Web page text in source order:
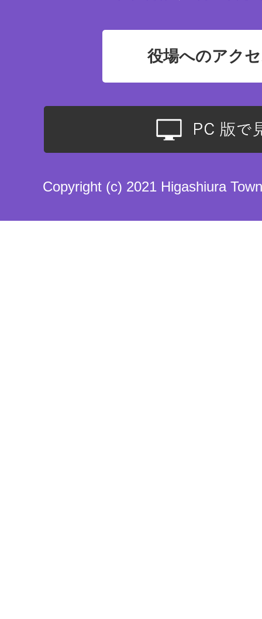
役場へのアク
Copyright (c) 2021 Higashiura